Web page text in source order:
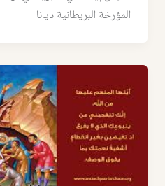
المؤرخة البريطانية ديانا